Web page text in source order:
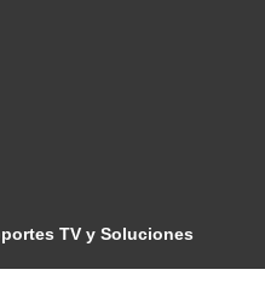
TV y Soluciones